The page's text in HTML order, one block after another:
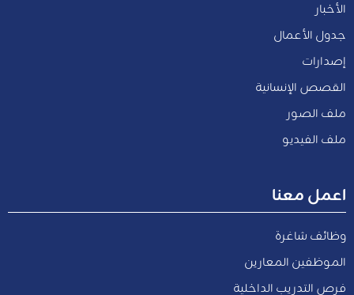
الأخبار
جدول الأعمال
إصدارات
القصص الإنسانية
ملف الصور
ملف الفيديو
اعمل معنا
وظائف شاغرة
الموظفين المعارين
فرص التدريب الداخلية